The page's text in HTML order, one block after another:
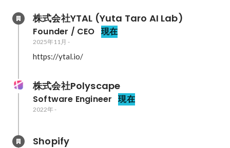
株式会社YTAL (Yuta Taro AI Lab)
Founder / CEO 現在
2025年11月 -
https://ytal.io/
株式会社Polyscape
Software Engineer 現在
2022年-
Shopify